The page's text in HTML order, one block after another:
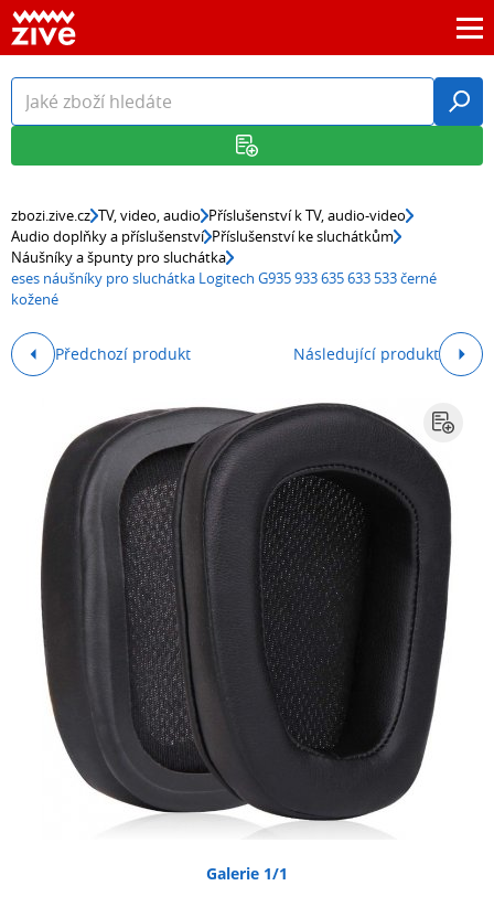
zbozi.zive.cz TV, video, audio Příslušenství k TV, audio-video
Audio doplňky a příslušenství Příslušenství ke sluchátkům
Náušníky a špunty pro sluchátka
eses náušníky pro sluchátka Logitech G935 933 635 633 533 černé
kožené
Předchozí produkt Následující produkt
Galerie 1/1